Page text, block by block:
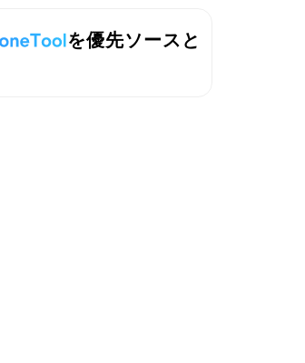
を優先ソースと